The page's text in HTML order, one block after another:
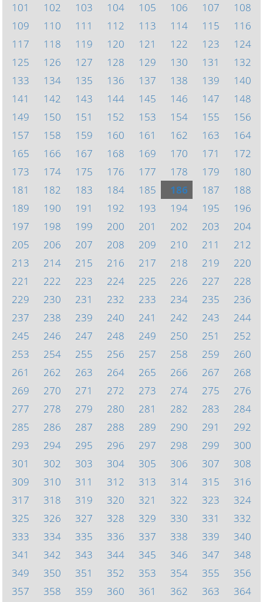
101
102 103 104 105 106 107
108
109
110 111 112 113 114 115
116
117
118 119 120 121 122 123
124
125
126 127 128 129 130 131
132
133
134 135 136 137 138 139
140
141
142 143 144 145 146 147
148
149
150 151 152 153 154 155
156
157
158 159 160 161 162 163
164
165
166 167 168 169 170 171
172
173
174 175 176 177 178 179
180
181
182 183 184 185 186 187
188
189
190 191 192 193 194 195
196
197
198 199 200 201 202 203
204
205
206 207 208 209 210 211
212
213
214 215 216 217 218 219
220
221
222 223 224 225 226 227
228
229
230 231 232 233 234 235
236
237
238 239 240 241 242 243
244
245
246 247 248 249 250 251
252
253
254 255 256 257 258 259
260
261
262 263 264 265 266 267
268
269
270 271 272 273 274 275
276
277
278 279 280 281 282 283
284
285
286 287 288 289 290 291
292
293
294 295 296 297 298 299
300
301
302 303 304 305 306 307
308
309
310 311 312 313 314 315
316
317
318 319 320 321 322 323
324
325
326 327 328 329 330 331
332
333
334 335 336 337 338 339
340
341
342 343 344 345 346 347
348
349
350 351 352 353 354 355
356
357
358 359 360 361 362 363 364